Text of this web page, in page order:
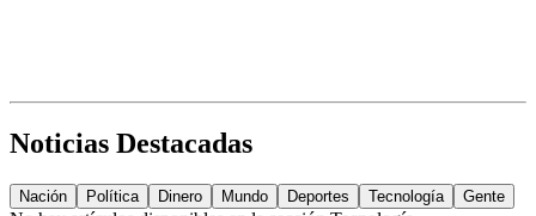
Noticias Destacadas
Nación Política Dinero Mundo Deportes Tecnología Gente